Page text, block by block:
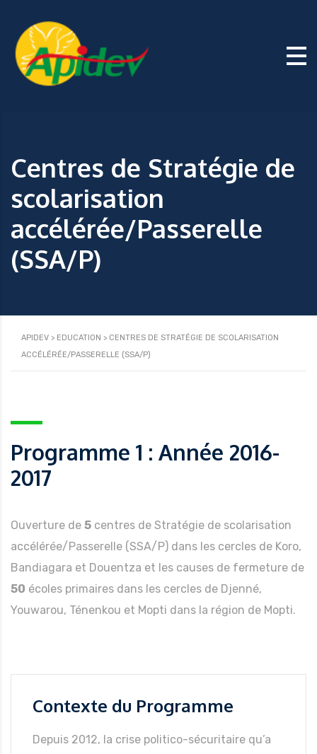
Centres de Stratégie de
scolarisation
accélérée/Passerelle
(SSA/P)
APIDEV > EDUCATION > CENTRES DE STRATÉGIE DE SCOLARISATION
ACCÉLÉRÉE/PASSERELLE (SSA/P)
Programme 1 : Année 2016-
2017
Ouverture de 5 centres de Stratégie de scolarisation
accélérée/Passerelle (SSA/P) dans les cercles de Koro,
Bandiagara et Douentza et les causes de fermeture de
50 écoles primaires dans les cercles de Djenné,
Youwarou, Ténenkou et Mopti dans la région de Mopti.
Contexte du Programme
Depuis 2012, la crise politico-sécuritaire qu’a